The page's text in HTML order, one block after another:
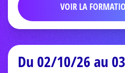
VOIR LA
Du 02/10/26 au